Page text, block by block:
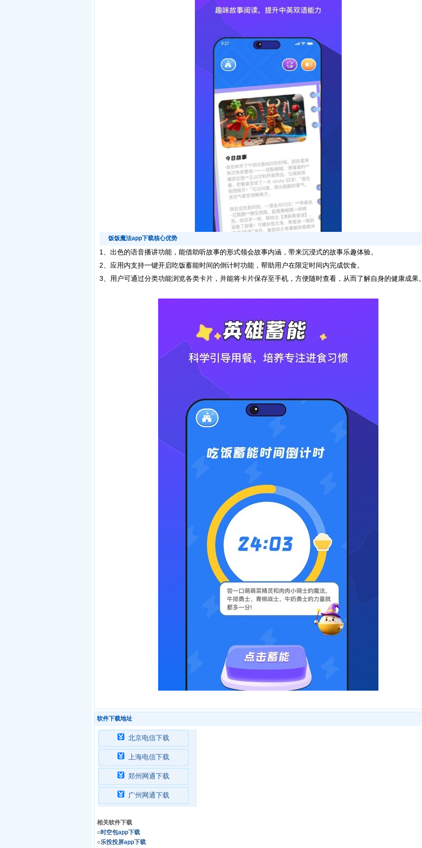
饭饭魔法app下载核心优势
1、出色的语音播讲功能，能借助听故事的形式领会故事内涵，带来沉浸式的故事乐趣体验。
2、应用内支持一键开启吃饭蓄能时间的倒计时功能，帮助用户在限定时间内完成饮食。
3、用户可通过分类功能浏览各类卡片，并能将卡片保存至手机，方便随时查看，从而了解自身的健康成果。
软件下载地址
北京电信下载
上海电信下载
郑州网通下载
广州网通下载
相关软件下载
○时空包app下载
○乐投投屏app下载